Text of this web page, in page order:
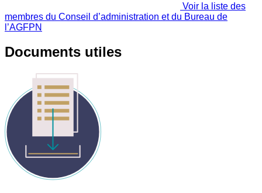
Voir la liste des
membres du Conseil d’administration et du Bureau de
l’AGFPN
Documents utiles